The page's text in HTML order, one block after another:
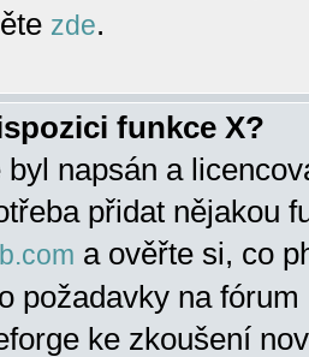
zde.
funkce X?
byl napsán a
přidat nějakou
a ověřte si, co
požadavky na
ke zkoušení